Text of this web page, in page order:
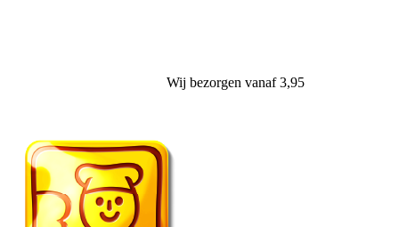
Wij bezorgen vanaf 3,95